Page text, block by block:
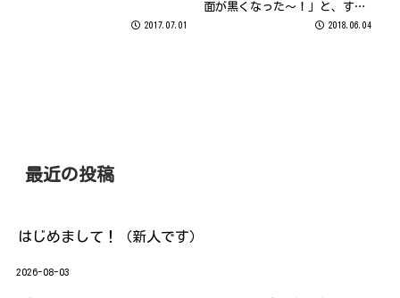
2017.07.01
面が黒くなった～！」と、すぐ
にモニターを閉じたりして いま
2018.06.04
最近の投稿
はじめまして！（新人です）
2026-08-03